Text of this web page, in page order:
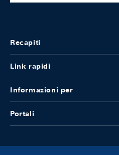
Recapiti
Link rapidi
Informazioni per
Portali